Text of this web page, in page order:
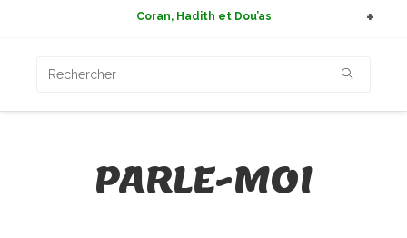
Coran, Hadith et Dou’as
PARLE-MOI